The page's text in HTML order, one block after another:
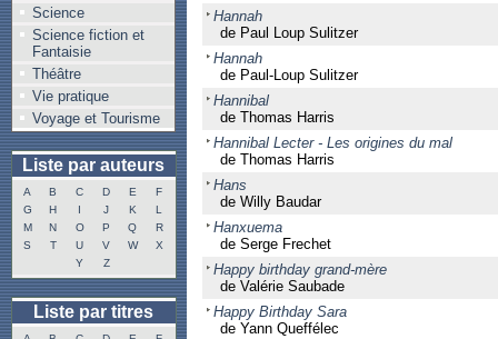
Science
Science fiction et
Fantaisie
Théâtre
Vie pratique
Voyage et Tourisme
Liste par auteurs
A B C D E
F
G
H I J K
L
M
N O P Q
R
S
T U V W
X
Y
Z
Liste par titres
Hannah
de Paul Loup Sulitzer
Hannah
de Paul-Loup Sulitzer
Hannibal
de Thomas Harris
Hannibal Lecter - Les origines du mal
de Thomas Harris
Hans
de Willy Baudar
Hanxuema
de Serge Frechet
Happy birthday grand-mère
de Valérie Saubade
Happy Birthday Sara
de Yann Queffélec